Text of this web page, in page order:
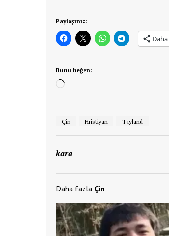
Paylaşınız:
Bunu beğen:
Yükleniyor...
Çin Hristiyan Tayland
kara
Daha fazla Çin